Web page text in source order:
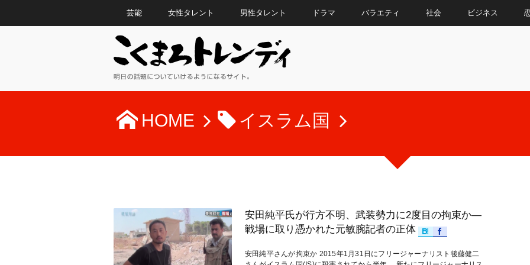
芸能 女性タレント 男性タレント ドラマ バラエティ 社会 ビジネス
HOME イスラム国
安田純平氏が行方不明、武装勢力に2度目の拘束か―
戦場に取り憑かれた元敏腕記者の正体
安田純平さんが拘束か 2015年1月31日にフリージャーナリスト後藤健二